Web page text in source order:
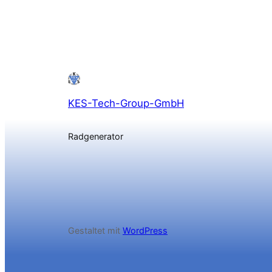
KES-Tech-Group-GmbH
Radgenerator
Gestaltet mit WordPress